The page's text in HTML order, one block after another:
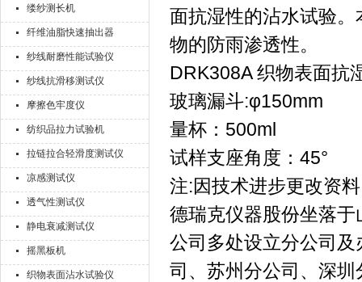
缕纱测长机
纤维油脂快速抽出器
纱线耐磨性能试验仪
纱线抗滑移测试仪
摩擦色牢度仪
纺织品拉力试验机
拉链拉合轻滑度测试仪
凉感测试仪
透气性测试仪
静电衰减测试仪
摇黑板机
织物表面沾水试验仪
面抗湿性的沾水试验
物的防雨渗透性。
DRK308A 织物表面抗
玻璃漏斗:φ150mm
量杯：500ml
试样支座角度：45°
注:因技术进步更改资
德瑞克仪器股份坐落
公司多处设立分公司
司、苏州分公司、深